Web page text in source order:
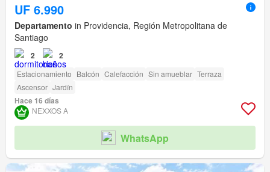
UF 6.990
Departamento in Providencia, Región Metropolitana de
Santiago
2 2
Estacionamiento Balcón Calefacción Sin amueblar Terraza
Ascensor Jardín
Hace 16 días
NEXXOS A
WhatsApp